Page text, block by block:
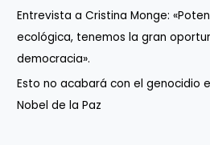
Entrevista a Cristina Monge:
ecológica, tenemos la gran
democracia».
Esto no acabará con el genocidio
Nobel de la Paz